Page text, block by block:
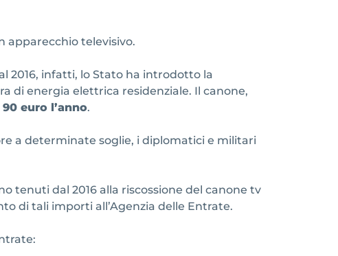
apparecchio televisivo.
2016, infatti, lo Stato ha introdotto la
di energia elettrica residenziale. Il canone,
euro l’anno.
a determinate soglie, i diplomatici e militari
tenuti dal 2016 alla riscossione del canone tv
di tali importi all’Agenzia delle Entrate.